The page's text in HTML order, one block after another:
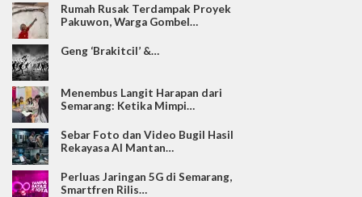
Rumah Rusak Terdampak Proyek
Pakuwon, Warga Gombel…
Geng ‘Brakitcil’ &…
Menembus Langit Harapan dari
Semarang: Ketika Mimpi…
Sebar Foto dan Video Bugil Hasil
Rekayasa AI Mantan…
Perluas Jaringan 5G di Semarang,
Smartfren Rilis…